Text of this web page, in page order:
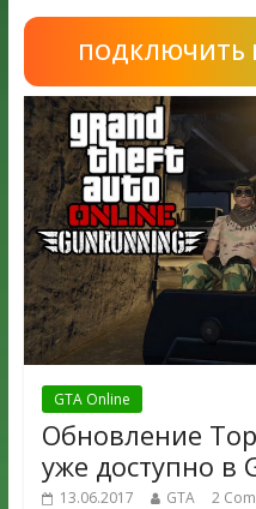
ПОДКЛЮЧИТЬ
GTA Online
Обновление
уже доступно в
13.06.2017 GTA 2